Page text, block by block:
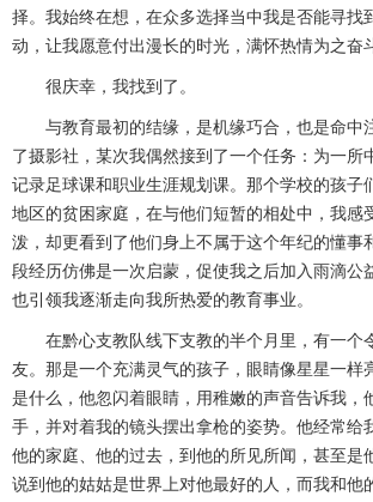
择。我始终在想，在众多选择当中我是否能寻找
动，让我愿意付出漫长的时光，满怀热情为之奋
很庆幸，我找到了。
与教育最初的结缘，是机缘巧合，也是命中
了摄影社，某次我偶然接到了一个任务：为一所
记录足球课和职业生涯规划课。那个学校的孩子
地区的贫困家庭，在与他们短暂的相处中，我感
泼，却更看到了他们身上不属于这个年纪的懂事
段经历仿佛是一次启蒙，促使我之后加入雨滴公
也引领我逐渐走向我所热爱的教育事业。
在黔心支教队线下支教的半个月里，有一个
友。那是一个充满灵气的孩子，眼睛像星星一样
是什么，他忽闪着眼睛，用稚嫩的声音告诉我，
手，并对着我的镜头摆出拿枪的姿势。他经常给
他的家庭、他的过去，到他的所见所闻，甚至是
说到他的姑姑是世界上对他最好的人，而我和他